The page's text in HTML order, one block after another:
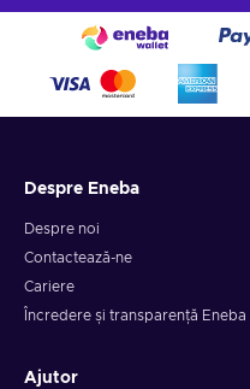
Despre Eneba
Despre noi
Contactează-ne
Cariere
Încredere și transparență Eneba
Ajutor